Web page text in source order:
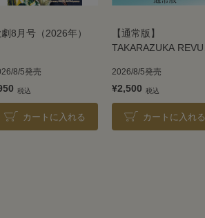
8月号（2026年）
8/5発売
カートに入れる
【通常版】
TAKARAZUKA REVUE
2026/8/5発売
¥2,500
カートに入れる